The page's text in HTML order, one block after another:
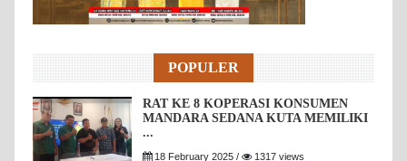
POPULER
RAT KE 8 KOPERASI KONSUMEN
MANDARA SEDANA KUTA MEMILIKI
...
18 February 2025 / 1317 views